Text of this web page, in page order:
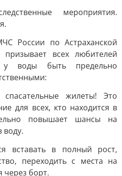
мероприятия.
России по Астраханской
призывает всех любителей
воды быть предельно
спасательные жилеты! Это
для всех, кто находится в
повышает шансы на
воду.
вставать в полный рост,
переходить с места на
через борт.